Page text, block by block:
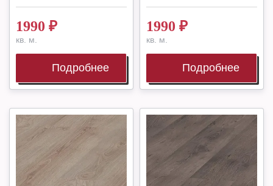
1990 ₽
кв. м.
Подробнее
1990 ₽
кв. м.
Подробнее